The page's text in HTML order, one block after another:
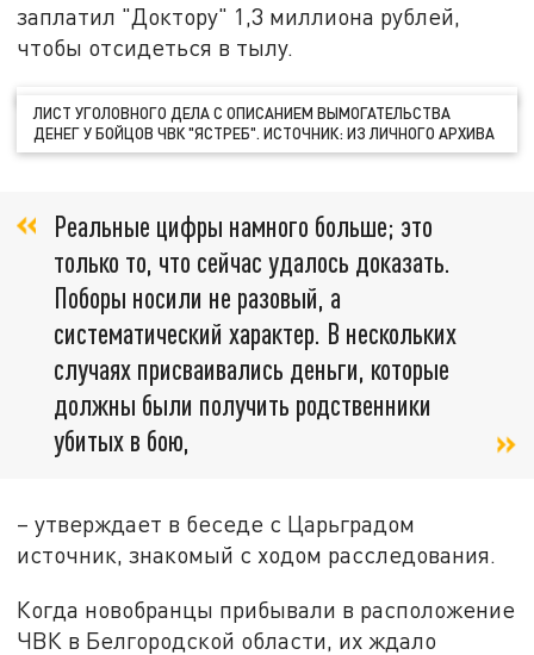
заплатил "Доктору" 1,3 миллиона рублей,
чтобы отсидеться в тылу.
ЛИСТ УГОЛОВНОГО ДЕЛА С ОПИСАНИЕМ ВЫМОГАТЕЛЬСТВА
ДЕНЕГ У БОЙЦОВ ЧВК "ЯСТРЕБ". ИСТОЧНИК: ИЗ ЛИЧНОГО АРХИВА
Реальные цифры намного больше; это
только то, что сейчас удалось доказать.
Поборы носили не разовый, а
систематический характер. В нескольких
случаях присваивались деньги, которые
должны были получить родственники
убитых в бою,
– утверждает в беседе с Царьградом
источник, знакомый с ходом расследования.
Когда новобранцы прибывали в расположение
ЧВК в Белгородской области, их ждало